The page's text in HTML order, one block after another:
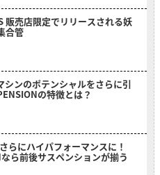
販売店限定でリリースされる妖
合管
シンのポテンシャルをさらに引
の特徴とは？
らにハイパフォーマンスに！
ら前後サスペンションが揃う